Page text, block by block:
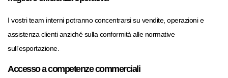
I vostri team interni potranno concentrarsi su vendite, operazioni e
assistenza clienti anziché sulla conformità alle normative
sull'esportazione.
Accesso a competenze commerciali